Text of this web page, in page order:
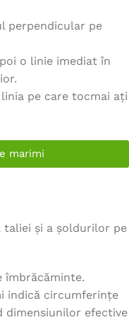
perpendicular pe
o linie imediat în
pe care tocmai ați
marimi
și a șoldurilor pe
îmbrăcăminte.
indică circumferințe
dimensiunilor efective